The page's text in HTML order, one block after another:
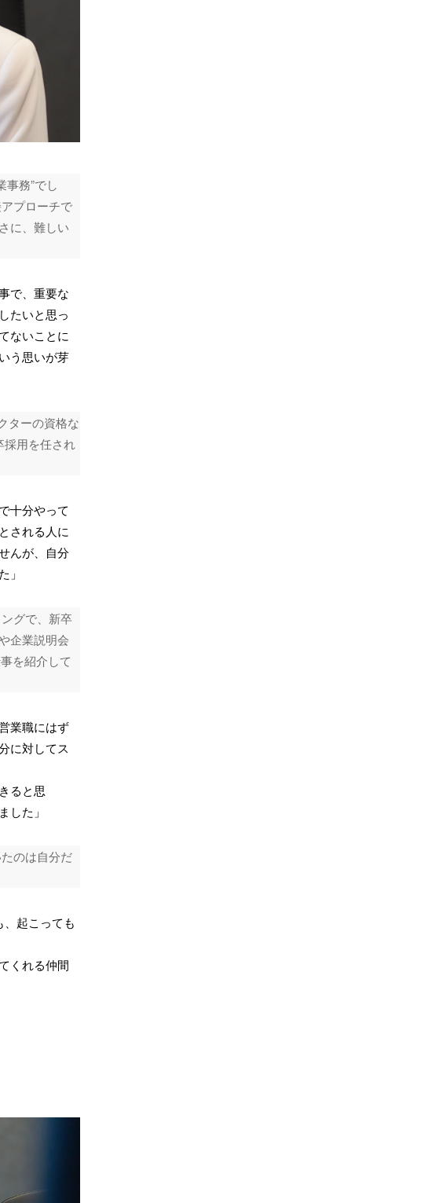
事務”でし
プローチで
に、難しい
で、重要な
たいと思っ
ないことに
う思いが芽
ターの資格な
採用を任され
十分やって
される人に
んが、自分
」
グで、新卒
企業説明会
を紹介して
業職にはず
に対してス
ると思
した」
のは自分だ
起こっても
くれる仲間